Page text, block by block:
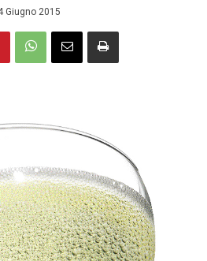
Giugno 2015